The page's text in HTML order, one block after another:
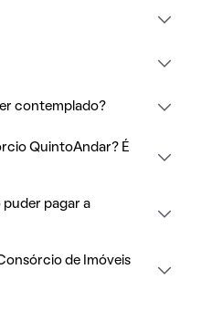
contemplado?
QuintoAndar? É
puder pagar a
de Imóveis